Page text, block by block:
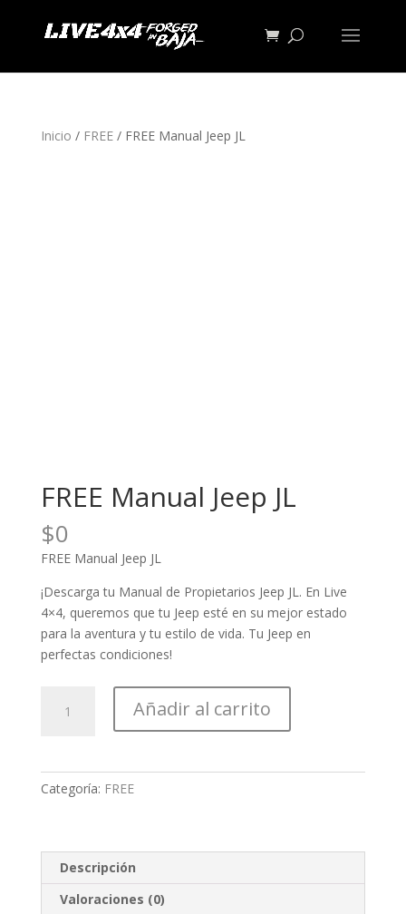
Inicio / FREE/ FREE Manual Jeep JL
FREE Manual Jeep JL
$0
FREE Manual Jeep JL
¡Descarga tu Manual de Propietarios Jeep JL. En Live
4×4, queremos que tu Jeep esté en su mejor estado
para la aventura y tu estilo de vida. Tu Jeep en
perfectas condiciones!
Manual
cantidad
Añadir al carrito
Categoría: FREE
Descripción
Valoraciones (0)